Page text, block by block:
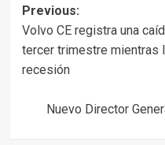
Post
navigation
Previous:
Volvo CE registra una
tercer trimestre mientras
recesión
Nuevo Director